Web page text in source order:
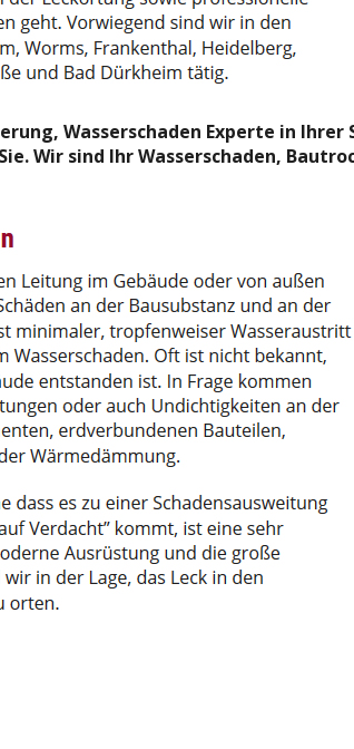
Wasserschaden Experte in
Wir sind Ihr Wasserschaden,